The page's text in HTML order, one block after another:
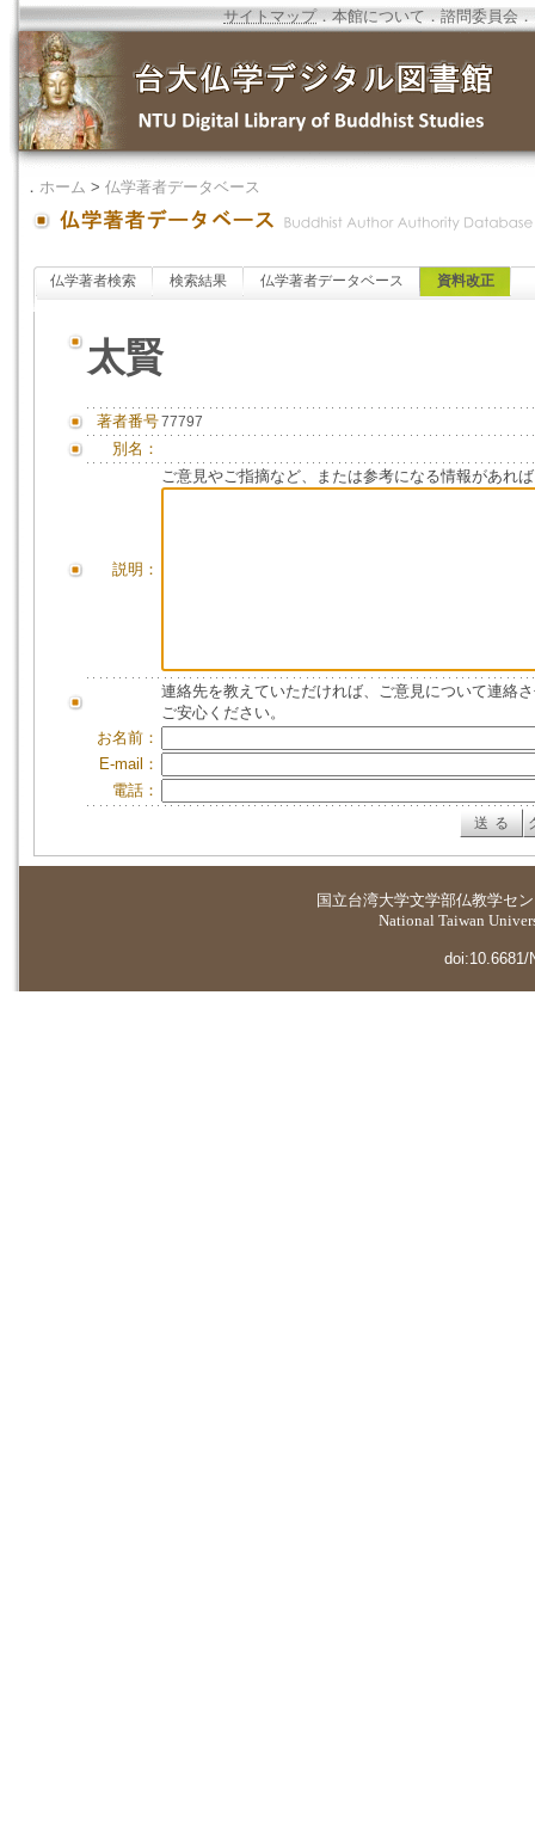
サイトマップ．本館について ．諮問委員会 ．
． ホーム > 仏学著者データベース
仏学著者検索 検索結果 仏学著者データベース 資料改正
太賢
著者番号77797
別名：
説明：
ご意見やご指摘など、または参考になる情報があれ
連絡先を教えていただければ、ご意見について連絡
ご安心ください。
お名前：
E-mail：
電話：
国立台湾大学文学部仏教学セ
National Taiwan
doi:10.6681/